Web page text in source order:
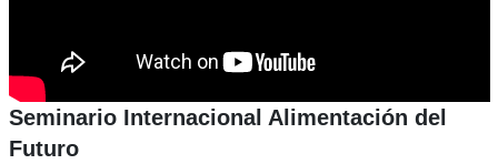
Seminario Internacional Alimentación del
Futuro